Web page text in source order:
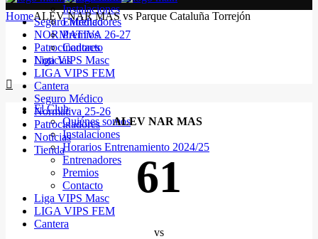
Seguro Médico
NORMATIVA 26-27
Patrocinadores
Noticias
El Club
Quiénes somos
Instalaciones
Horarios Entrenamiento 2024/25
Entrenadores
Premios
Contacto
Liga VIPS Masc
LIGA VIPS FEM
Cantera
Instalaciones
Entrenadores
Premios
Contacto
Liga VIPS Masc
LIGA VIPS FEM
Cantera
Seguro Médico
Normativa 25-26
Patrocinadores
Noticias
Tienda
HomeALEV NAR MAS vs Parque Cataluña Torrejón
ALEV NAR MAS
61
vs